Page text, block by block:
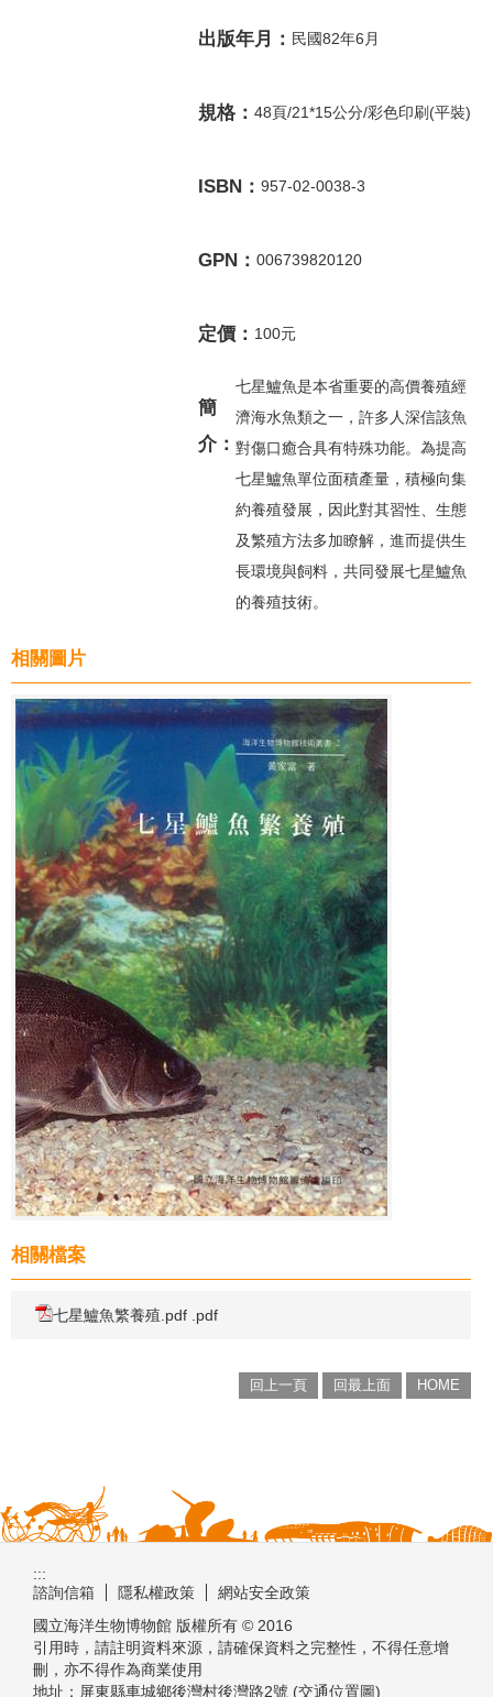
出版年月： 民國82年6月
規格： 48頁/21*15公分/彩色印刷(平裝)
ISBN： 957-02-0038-3
GPN： 006739820120
定價： 100元
簡
介：
七星鱸魚是本省重要的高價養殖經
濟海水魚類之一，許多人深信該魚
對傷口癒合具有特殊功能。為提高
七星鱸魚單位面積產量，積極向集
約養殖發展，因此對其習性、生態
及繁殖方法多加瞭解，進而提供生
長環境與飼料，共同發展七星鱸魚
的養殖技術。
相關圖片
相關檔案
七星鱸魚繁養殖.pdf .pdf
回上一頁 回最上面 HOME
:::
諮詢信箱
隱私權政策
網站安全政策
國立海洋生物博物館 版權所有 © 2016
引用時，請註明資料來源，請確保資料之完整性，不得任意增
刪，亦不得作為商業使用
地址：屏東縣車城鄉後灣村後灣路2號 (交通位置圖)